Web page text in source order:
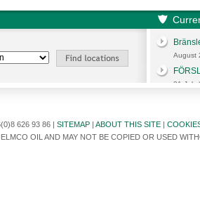
August
31 July
626 93 86 | SITEMAP | ABOUT THIS SITE |
OIL AND MAY NOT BE COPIED OR USED